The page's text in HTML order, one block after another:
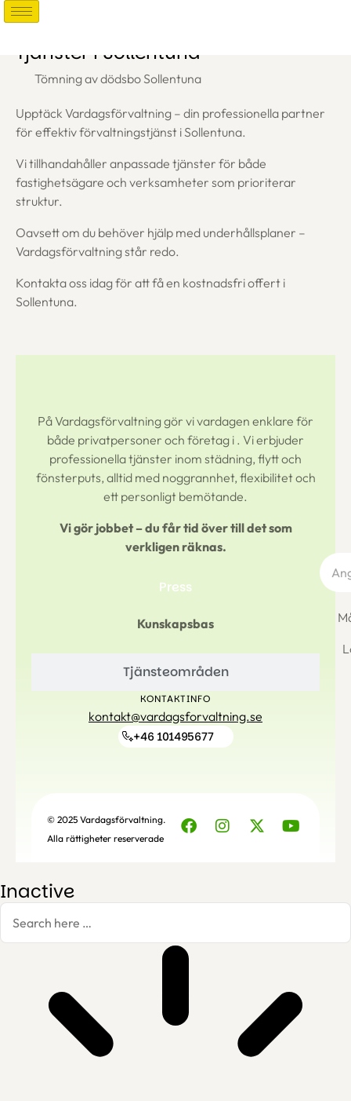
Tjänster i Sollentuna
Tömning av dödsbo Sollentuna
Upptäck Vardagsförvaltning – din professionella partner
för effektiv förvaltningstjänst i Sollentuna.
Vi tillhandahåller anpassade tjänster för både
fastighetsägare och verksamheter som prioriterar
struktur.
Oavsett om du behöver hjälp med underhållsplaner –
Vardagsförvaltning står redo.
Kontakta oss idag för att få en kostnadsfri offert i
Sollentuna.
På Vardagsförvaltning gör vi vardagen enklare för
både privatpersoner och företag i . Vi erbjuder
professionella tjänster inom städning, flytt och
fönsterputs, alltid med noggrannhet, flexibilitet och
ett personligt bemötande.
Vi gör jobbet – du får tid över till det som
verkligen räknas.
Press
Tjänsteområden
Kunskapsbas
KONTAKTINFO
kontakt@vardagsforvaltning.se
+46 101495677
© 2025 Vardagsförvaltning.
Alla rättigheter reserverade
Inactive